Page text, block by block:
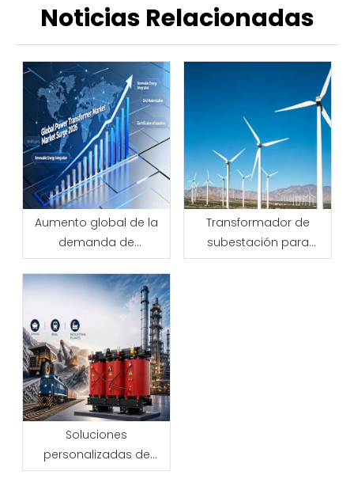
Noticias Relacionadas
Aumento global de la
demanda de
transformadores en
2026: tendencias clave
que impulsan el
crecimiento del
mercado de
transformadores de
potencia
Transformador de
subestación para
proyectos solares,
Soluciones
personalizadas de
transformadores de